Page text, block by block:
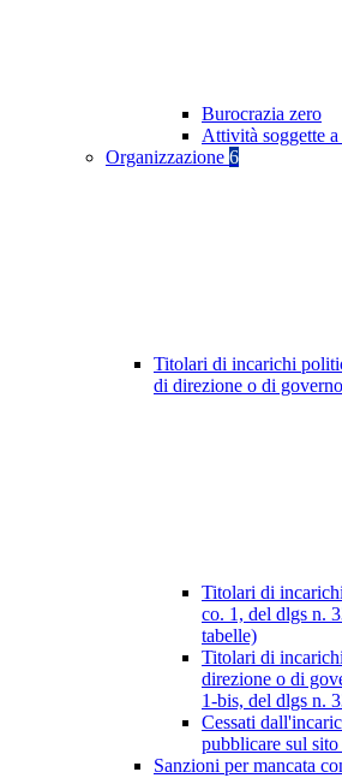
Burocrazia zero
Attività soggette
Organizzazione 6
Titolari di incarichi
di direzione o di governo
Titolari di
co. 1, del dlgs n.
tabelle)
Titolari di
direzione o di
1-bis, del dlgs n.
Cessati
pubblicare sul
Sanzioni per mancata